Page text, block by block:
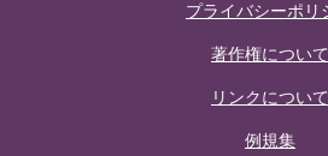
プライバシーポリ
著作権について
リンクについて
例規集